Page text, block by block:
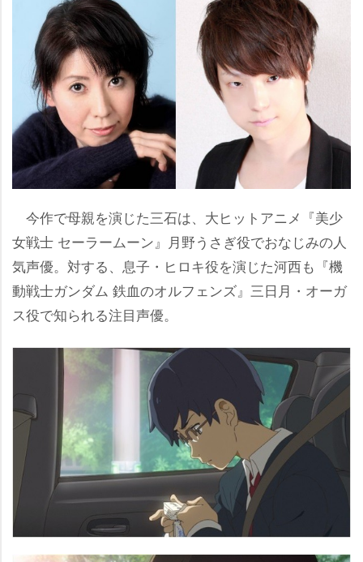
今作で母親を演じた三石は、大ヒットアニメ『美少
女戦士 セーラームーン』月野うさぎ役でおなじみの人
気声優。対する、息子・ヒロキ役を演じた河西も『機
動戦士ガンダム 鉄血のオルフェンズ』三日月・オーガ
ス役で知られる注目声優。